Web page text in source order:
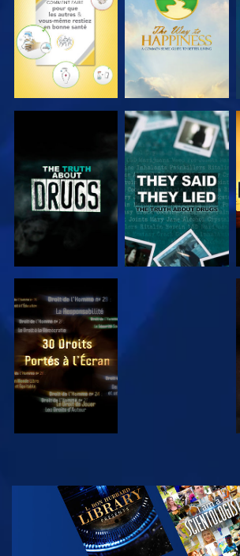
REGARDER
REGARDER
REGARDER